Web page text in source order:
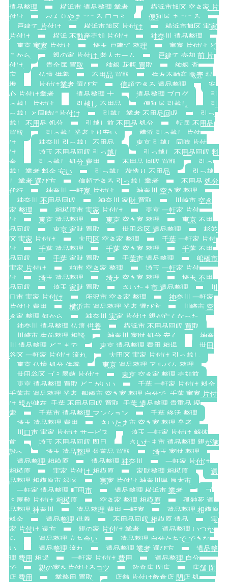
遺品整理
横浜市 遺品整理 業者
横浜市旭区 空き家 片
付け
べんりやまごころ 口コミ
便利屋 まごころ
戸建て 片付け
横浜市旭区 片付け
横浜市旭区 実家
片付け
横浜 不動産売却 片付け
神奈川 遺品整理
東京 実家 片付け
埼玉 戸建て 整理
実家 片付け ど
こから
親の家 片付け 老人ホーム
戸建て 売却 前 片
付け
貴金属 買取 純銀 花瓶 買取
純銀 査
定
仏壇 供養 不用品 買取
住友不動産 販売 提
携
片付け業者 選び方 信頼できる 遺品整理
安
心 片付け業者
遺品整理 士 遺品整理 ブログ
引
っ越し 片付け
引越し 不用品 便利屋 引越し
引
っ越しと同時に片付け
引越し 業者 不用品回収
引っ
越し 不用品 処分
引越し前 不用品 処分
転居 不用品
買取
引っ越し業者より安い
横浜 引っ越し 片付
け
神奈川 引っ越し 不用品
東京 引越し 同時 片付
け
埼玉 不用品回収 引っ越し
引っ越し 不用品回収 料
金
引っ越し 処分 費用 不用品 回収 買取
引っ
越し 業者 料金 安い
引っ越し 荷造り 不用品
引っ越
し 業者 選び方
信頼できる 引っ越し業者
不用品 処分
代行
神奈川 一軒家 片付け
神奈川 空き家 整理
神奈川 不用品回収
神奈川 家財 買取
川崎市 空き
家 整理
相模原市 実家 片付け
東京 一軒家 片付
け
東京 遺品整理 東京 空き家 整理
東京 不用
品回収
東京 家財 買取 世田谷区 遺品整理
杉並
区 実家 片付け
大田区 空き家 整理
千葉 一軒家 片付
け
千葉 遺品整理 千葉 空き家 整理
千葉 不用
品回収
千葉 家財 買取 千葉市 遺品整理
船橋市
実家 片付け
柏市 空き家 整理
埼玉 一軒家 片付
け
埼玉 遺品整理 埼玉 空き家 整理
埼玉 不用
品回収
埼玉 家財 買取 さいたま市 遺品整理
川
口市 実家 片付け
所沢市 空き家 整理
神奈川 一軒家
片付け 費用
横浜市 遺品整理 業者 選び方
川崎市 空
き家 整理 何から
神奈川 実家 片付け 親が亡くなった
神奈川 遺品整理 仏壇 供養
横浜市 不用品回収 買取
川崎市 生前整理 相談
神奈川 家財 処分 安く
神奈
川 遺品整理 どこまで
東京 遺品整理 費用 相場
世田
谷区 一軒家 片付け 流れ
大田区 実家 片付け 引っ越し
東京 仏壇 処分 供養
東京 遺品整理 アルバム 整理
世田谷区 ゴミ屋敷 片付け
東京 空き家 整理 売却前
東京 遺品整理 買取 どこがいい
千葉 一軒家 片付け 料金.
千葉市 遺品整理 業者. 船橋市 空き家 整理 自分で. 千葉 実家 片付
け 親が健在. 千葉 不用品回収 買取. 千葉 遺品整理 貴重品 探
索
千葉市 遺品整理 マンション
千葉 終活 整理
埼玉 遺品整理 費用
さいたま市 空き家 整理 業者
川口市 実家 片付け サービス
埼玉 一軒家 片付け 解体
前
埼玉 不用品回収 即日
さいたま市 遺品整理 親が施
設へ
埼玉 遺品整理 骨董品 買取
埼玉 家財 整理
遺品整理 相模原
遺品整理 神奈川
一軒家 片付け
相模原
実家 片付け 相模原 家財整理 相模原
遺
品整理 相模原市 緑区
実家 片付け 神奈川県 厚木市
一軒家 遺品整理 町田市
遺品整理 横浜市 業者
ゴ
ミ屋敷 片付け 相模原
空き家 整理 相模原
孤独死 遺
品整理 神奈川
遺品整理 費用 一軒家
遺品整理 相模原
料金
遺品整理 供養 不用品回収 相模原 遺品
実
家 片付け 遠方
親の家 片付け 業者
遺品整理 いつか
ら
遺品整理 立ち会い
遺品整理 自分たちで できな
い
遺品整理 流れ 遺品整理 業者 選び方
遺品整
理 費用 相場
一軒家 片付け 費用
遺品整理 自分
で
親の家を片付けるコツ 飲食店 閉店
店舗 閉
店 費用
業務用 買取
店舗 片付け飲食店 閉店 処